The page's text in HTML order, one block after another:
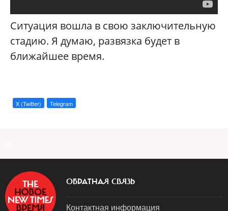
Ситуация вошла в свою заключительную
стадию. Я думаю, развязка будет в
ближайшее время.
X (Twitter) Telegram
ОБРАТНАЯ СВЯЗЬ
Контактная информация